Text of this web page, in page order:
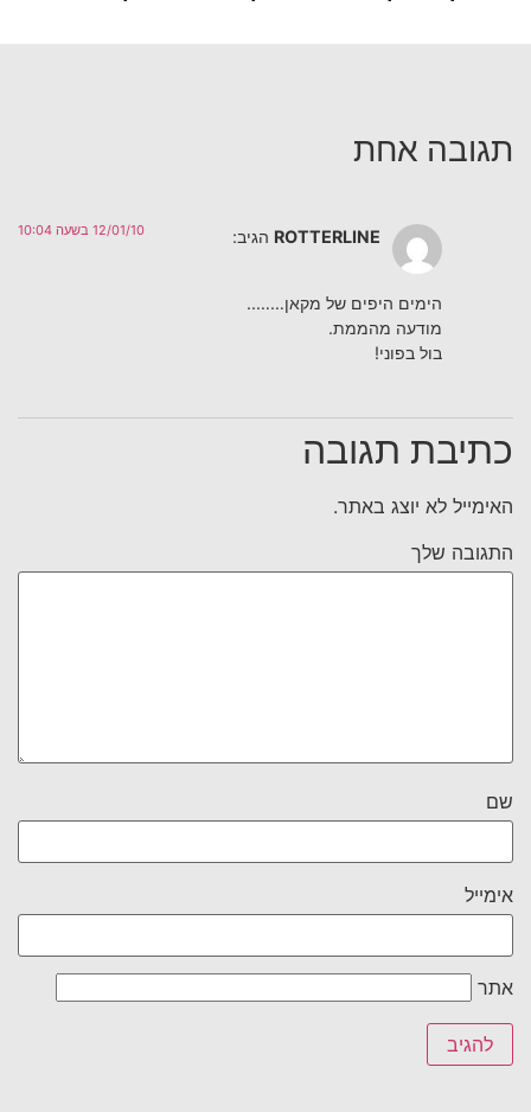
תגובה אחת
ROTTERLINE הגיב: 12/01/10 בשעה 10:04
הימים היפים של מקאן……..
מודעה מהממת.
בול בפוני!
כתיבת תגובה
האימייל לא יוצג באתר.
התגובה שלך
שם
אימייל
אתר